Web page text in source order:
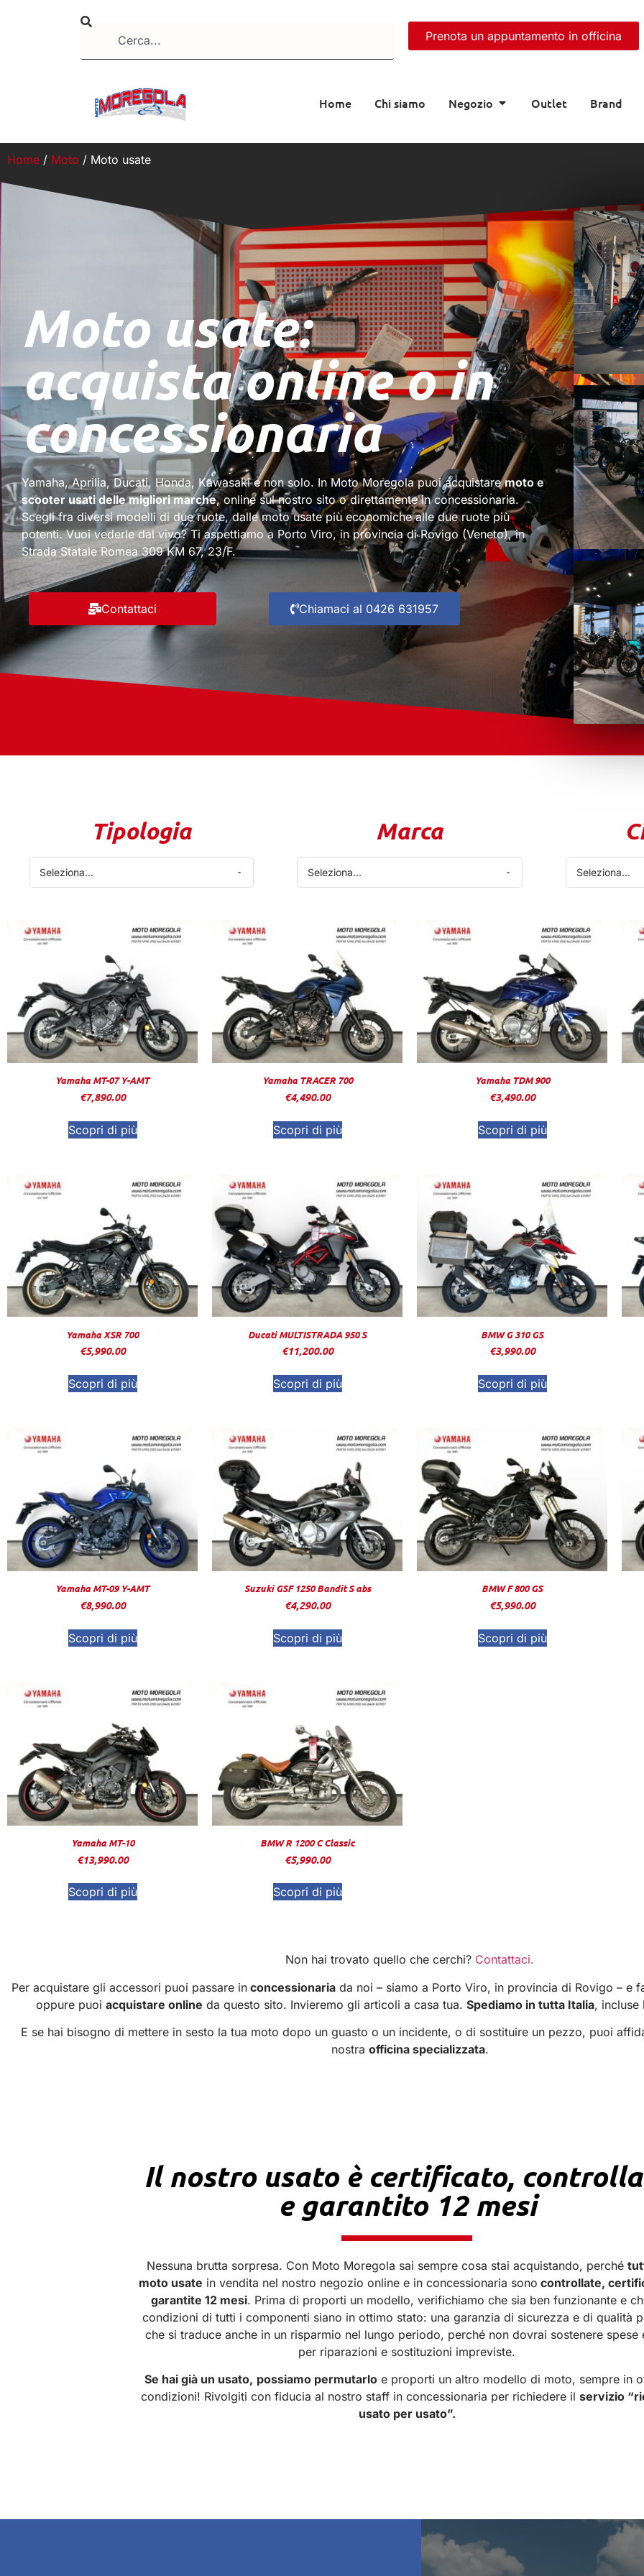
Prenota un appuntamento in officina
Home Chi siamo Negozio Outlet Brand
Home / Moto / Moto usate
Moto usate:
acquista online o in
concessionaria
Yamaha, Aprilia, Ducati, Honda, Kawasaki e non solo. In Moto Moregola puoi acquistaremoto e
scooter usati delle migliori marche, online sul nostro sito o direttamente in concessionaria.
Scegli fra diversi modelli di due ruote, dalle moto usate più economiche alle due ruote più
potenti. Vuoi vederle dal vivo? Ti aspettiamo a Porto Viro, in provincia di Rovigo (Veneto), in
Strada Statale Romea 309 KM 67, 23/F.
Contattaci Chiamaci al 0426 631957
Tipologia Marca
Yamaha MT-07 Y-AMT
€7,890.00
Scopri di più
Yamaha TRACER 700
€4,490.00
Scopri di più
Yamaha TDM 900
€3,490.00
Scopri di più
Yamaha XSR 700
€5,990.00
Scopri di più
Ducati MULTISTRADA 950 S
€11,200.00
Scopri di più
BMW G 310 GS
€3,990.00
Scopri di più
Yamaha MT-09 Y-AMT
€8,990.00
Scopri di più
Suzuki GSF 1250 Bandit S abs
€4,290.00
Scopri di più
BMW F 800 GS
€5,990.00
Scopri di più
Yamaha MT-10
€13,990.00
Scopri di più
BMW R 1200 C Classic
€5,990.00
Scopri di più
Non hai trovato quello che cerchi? Contattaci.
Per acquistare gli accessori puoi passare inconcessionariada noi – siamo a Porto Viro, in provincia di Rovigo – e
oppure puoi acquistare online da questo sito. Invieremo gli articoli a casa tua. Spediamo in tutta Italia, incluse
E se hai bisogno di mettere in sesto la tua moto dopo un guasto o un incidente, o di sostituire un pezzo, puoi
nostra officina specializzata.
Il nostro usato è certificato,
e garantito 12 mesi
Nessuna brutta sorpresa. Con Moto Moregola sai sempre cosa stai acquistando, perché
moto usate in vendita nel nostro negozio online e in concessionaria sono controllate,
garantite 12 mesi. Prima di proporti un modello, verifichiamo che sia ben funzionante e
condizioni di tutti i componenti siano in ottimo stato: una garanzia di sicurezza e di qualità
che si traduce anche in un risparmio nel lungo periodo, perché non dovrai sostenere spese
per riparazioni e sostituzioni impreviste.
Se hai già un usato, possiamo permutarloe proporti un altro modello di moto, sempre in
condizioni! Rivolgiti con fiducia al nostro staff in concessionaria per richiedere ilservizio
usato per usato”.